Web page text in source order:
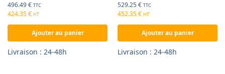
496.49€ TTC
424.35€ HT
Ajouter au panier
Livraison : 24-48h
529.25€ TTC
452.35€ HT
Ajouter au panier
Livraison : 24-48h